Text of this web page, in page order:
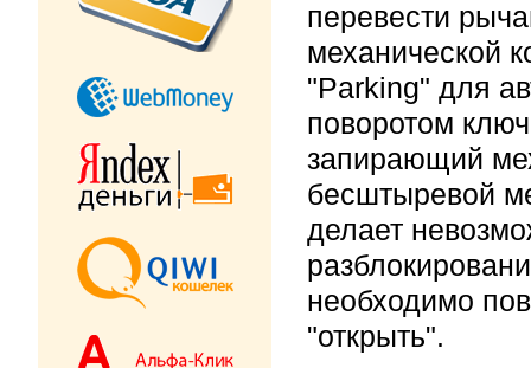
перевести
механической
"Parking" для
поворотом
запирающий
бесштыревой
делает
необходимо
"открыть".